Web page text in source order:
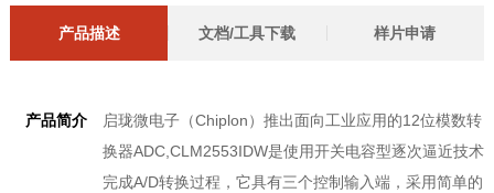
产品描述 文档/工具下载 样片申请
产品简介
启珑微电子（Chiplon）推出面向工业应用的12位模数转
换器ADC,CLM2553IDW是使用开关电容型逐次逼近技术
完成A/D转换过程，它具有三个控制输入端，采用简单的